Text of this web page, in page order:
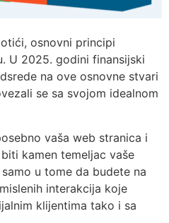
osnovni principi
U 2025. godini finansijski
na ove osnovne stvari
se sa svojom idealnom
vaša web stranica i
kamen temeljac vaše
u tome da budete na
interakcija koje
klijentima tako i sa